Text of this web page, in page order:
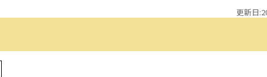
更新日